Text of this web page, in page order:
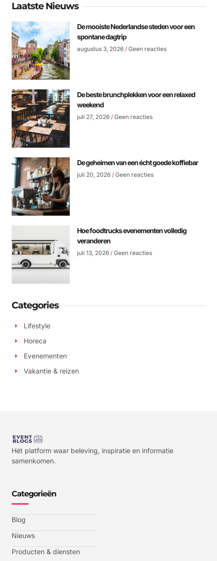
Laatste Nieuws
De mooiste Nederlandse steden voor een
spontane dagtrip
augustus 3, 2026 Geen reacties
De beste brunchplekken voor een relaxed
weekend
juli 27, 2026 Geen reacties
De geheimen van een écht goede koffiebar
juli 20, 2026 Geen reacties
Hoe foodtrucks evenementen volledig
veranderen
juli 13, 2026 Geen reacties
Categories
Lifestyle
Horeca
Evenementen
Vakantie & reizen
Hét platform waar beleving, inspiratie en informatie
samenkomen.
Categorieën
Blog
Nieuws
Producten & diensten